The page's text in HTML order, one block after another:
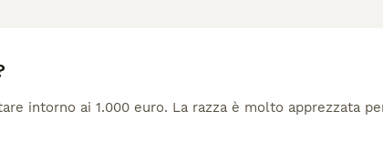
intorno ai 1.000 euro. La razza è molto apprezzata